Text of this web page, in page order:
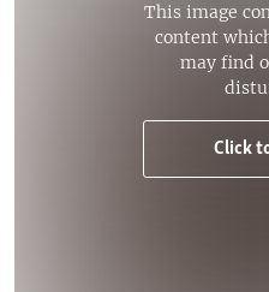
This image
content
may find
Click